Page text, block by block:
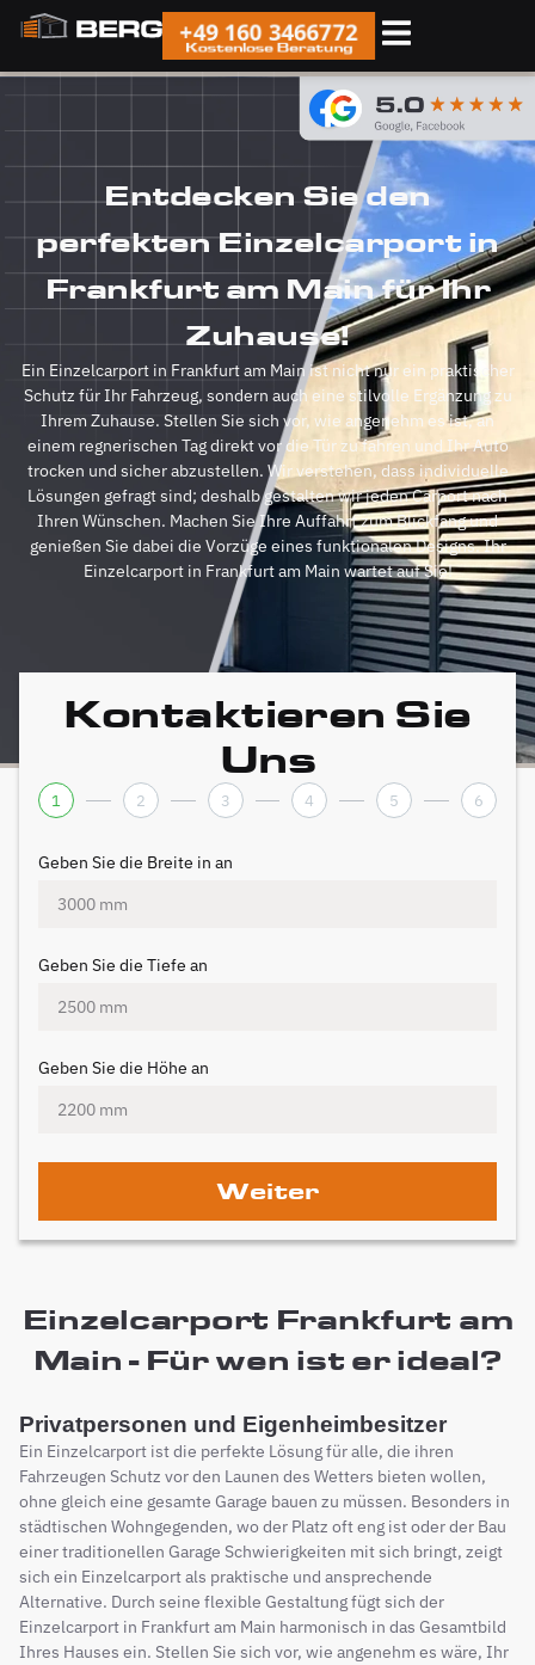
+49 160 3466772
Kostenlose Beratung
Entdecken Sie den
perfekten Einzelcarport in
Frankfurt am Main für Ihr
Zuhause!
Ein Einzelcarport in Frankfurt am Main ist nicht nur ein praktischer
Schutz für Ihr Fahrzeug, sondern auch eine stilvolle Ergänzung zu
Ihrem Zuhause. Stellen Sie sich vor, wie angenehm es ist, an
einem regnerischen Tag direkt vor die Tür zu fahren und Ihr Auto
trocken und sicher abzustellen. Wir verstehen, dass individuelle
Lösungen gefragt sind; deshalb gestalten wir jeden Carport nach
Ihren Wünschen. Machen Sie Ihre Auffahrt zum Blickfang und
genießen Sie dabei die Vorzüge eines funktionalen Designs. Ihr
Einzelcarport in Frankfurt am Main wartet auf Sie!
Kontaktieren Sie
Uns
1 2 3 4 5 6
Geben Sie die Breite in an
Geben Sie die Tiefe an
Geben Sie die Höhe an
Weiter
Einzelcarport Frankfurt am
Main - Für wen ist er ideal?
Privatpersonen und Eigenheimbesitzer
Ein Einzelcarport ist die perfekte Lösung für alle, die ihren
Fahrzeugen Schutz vor den Launen des Wetters bieten wollen,
ohne gleich eine gesamte Garage bauen zu müssen. Besonders in
städtischen Wohngegenden, wo der Platz oft eng ist oder der Bau
einer traditionellen Garage Schwierigkeiten mit sich bringt, zeigt
sich ein Einzelcarport als praktische und ansprechende
Alternative. Durch seine flexible Gestaltung fügt sich der
Einzelcarport in Frankfurt am Main harmonisch in das Gesamtbild
Ihres Hauses ein. Stellen Sie sich vor, wie angenehm es wäre, Ihr